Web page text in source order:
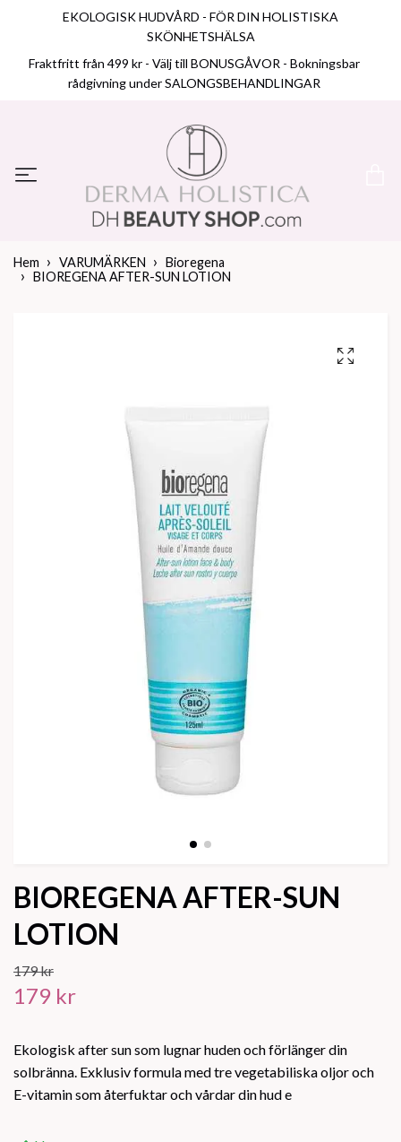
EKOLOGISK HUDVÅRD - FÖR DIN HOLISTISKA
SKÖNHETSHÄLSA
Fraktfritt från 499 kr - Välj till BONUSGÅVOR - Bokningsbar
rådgivning under SALONGSBEHANDLINGAR
Hem VARUMÄRKEN
Bioregena
BIOREGENA AFTER-SUN LOTION
BIOREGENA AFTER-SUN
LOTION
179 kr
179 kr
Ekologisk after sun som lugnar huden och förlänger din
solbränna. Exklusiv formula med tre vegetabiliska oljor och
E-vitamin som återfuktar och vårdar din hud e